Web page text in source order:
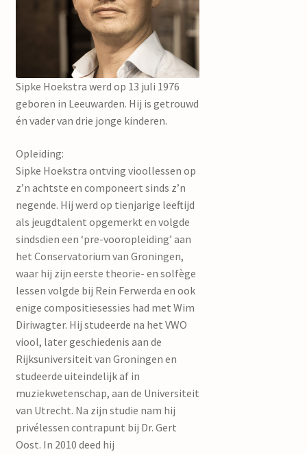
mijn account
Sipke Hoekstra werd op 13 juli 1976
geboren in Leeuwarden. Hij is getrouwd
én vader van drie jonge kinderen.
Opleiding:
Sipke Hoekstra ontving vioollessen op
z’n achtste en componeert sinds z’n
negende. Hij werd op tienjarige leeftijd
als jeugdtalent opgemerkt en volgde
sindsdien een ‘pre-vooropleiding’ aan
het Conservatorium van Groningen,
waar hij zijn eerste theorie- en solfège
lessen volgde bij Rein Ferwerda en ook
enige compositiesessies had met Wim
Diriwagter. Hij studeerde na het VWO
viool, later geschiedenis aan de
Rijksuniversiteit van Groningen en
studeerde uiteindelijk af in
muziekwetenschap, aan de Universiteit
van Utrecht. Na zijn studie nam hij
privélessen contrapunt bij Dr. Gert
Oost. In 2010 deed hij